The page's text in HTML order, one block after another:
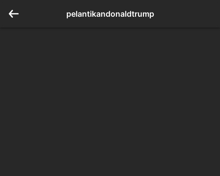
pelantikandonaldtrump